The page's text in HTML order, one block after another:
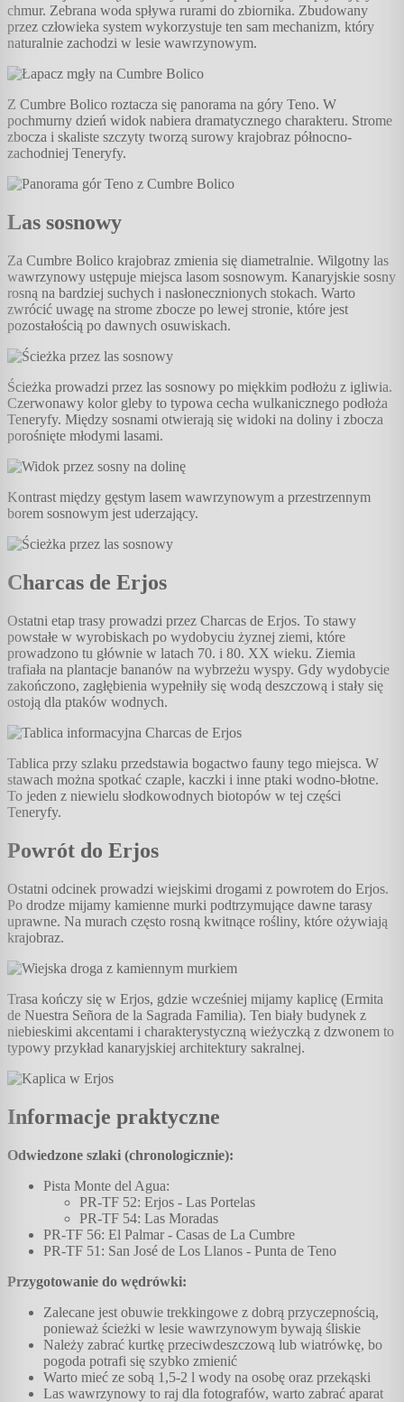
chmur. Zebrana woda spływa rurami do zbiornika. Zbudowany
przez człowieka system wykorzystuje ten sam mechanizm, który
naturalnie zachodzi w lesie wawrzynowym.
Z Cumbre Bolico roztacza się panorama na góry Teno. W
pochmurny dzień widok nabiera dramatycznego charakteru. Strome
zbocza i skaliste szczyty tworzą surowy krajobraz północno-
zachodniej Teneryfy.
Las sosnowy
Za Cumbre Bolico krajobraz zmienia się diametralnie. Wilgotny las
wawrzynowy ustępuje miejsca lasom sosnowym. Kanaryjskie sosny
rosną na bardziej suchych i nasłonecznionych stokach. Warto
zwrócić uwagę na strome zbocze po lewej stronie, które jest
pozostałością po dawnych osuwiskach.
Ścieżka prowadzi przez las sosnowy po miękkim podłożu z igliwia.
Czerwonawy kolor gleby to typowa cecha wulkanicznego podłoża
Teneryfy. Między sosnami otwierają się widoki na doliny i zbocza
porośnięte młodymi lasami.
Kontrast między gęstym lasem wawrzynowym a przestrzennym
borem sosnowym jest uderzający.
Charcas de Erjos
Ostatni etap trasy prowadzi przez Charcas de Erjos. To stawy
powstałe w wyrobiskach po wydobyciu żyznej ziemi, które
prowadzono tu głównie w latach 70. i 80. XX wieku. Ziemia
trafiała na plantacje bananów na wybrzeżu wyspy. Gdy wydobycie
zakończono, zagłębienia wypełniły się wodą deszczową i stały się
ostoją dla ptaków wodnych.
Tablica przy szlaku przedstawia bogactwo fauny tego miejsca. W
stawach można spotkać czaple, kaczki i inne ptaki wodno-błotne.
To jeden z niewielu słodkowodnych biotopów w tej części
Teneryfy.
Powrót do Erjos
Ostatni odcinek prowadzi wiejskimi drogami z powrotem do Erjos.
Po drodze mijamy kamienne murki podtrzymujące dawne tarasy
uprawne. Na murach często rosną kwitnące rośliny, które ożywiają
krajobraz.
Trasa kończy się w Erjos, gdzie wcześniej mijamy kaplicę (Ermita
de Nuestra Señora de la Sagrada Familia). Ten biały budynek z
niebieskimi akcentami i charakterystyczną wieżyczką z dzwonem to
typowy przykład kanaryjskiej architektury sakralnej.
Informacje praktyczne
Odwiedzone szlaki (chronologicznie):
Pista Monte del Agua:
PR-TF 52: Erjos - Las Portelas
PR-TF 54: Las Moradas
PR-TF 56: El Palmar - Casas de La Cumbre
PR-TF 51: San José de Los Llanos - Punta de Teno
Przygotowanie do wędrówki:
Zalecane jest obuwie trekkingowe z dobrą przyczepnością,
ponieważ ścieżki w lesie wawrzynowym bywają śliskie
Należy zabrać kurtkę przeciwdeszczową lub wiatrówkę, bo
pogoda potrafi się szybko zmienić
Warto mieć ze sobą 1,5-2 l wody na osobę oraz przekąski
Las wawrzynowy to raj dla fotografów, warto zabrać aparat